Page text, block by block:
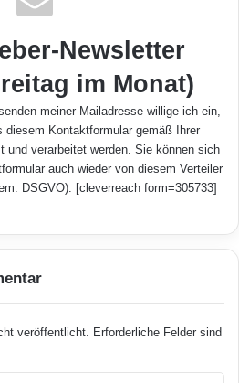
Newsletter
im Monat)
meiner Mailadresse willige ich ein,
diesem Kontaktformular gemäß Ihrer
und verarbeitet werden. Sie können sich
auch wieder von diesem Verteiler
DSGVO). [cleverreach form=305733]
veröffentlicht.
Erforderliche Felder sind